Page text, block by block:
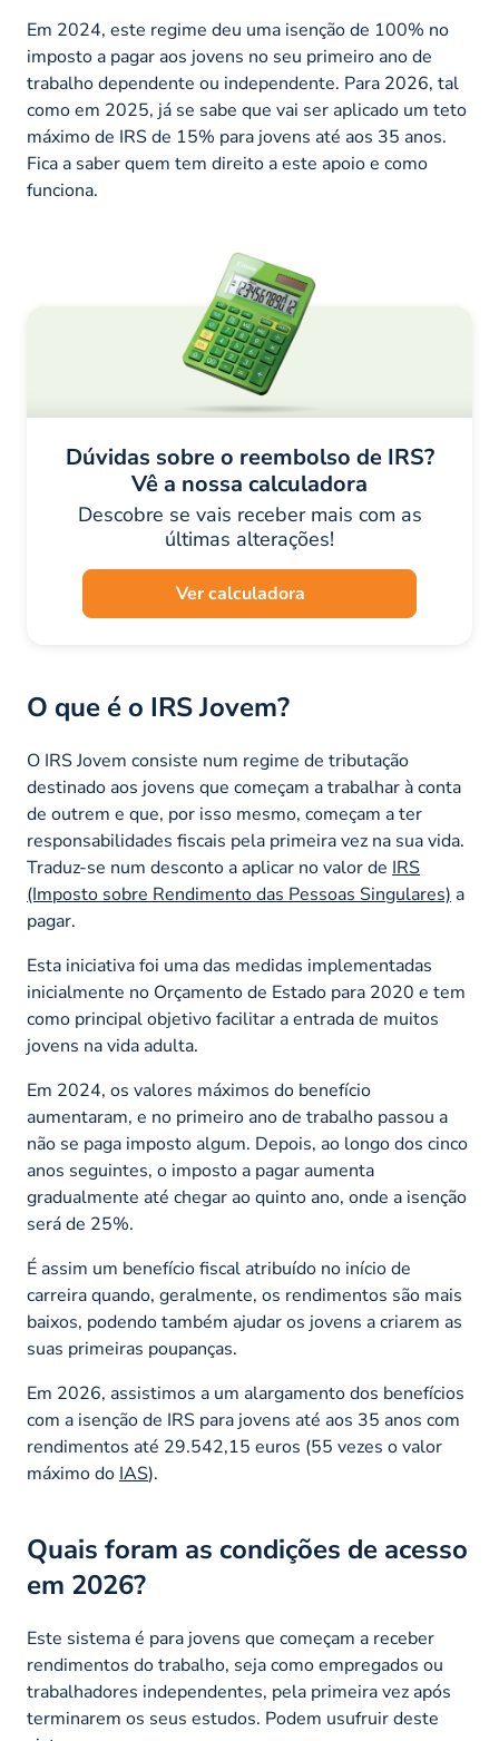
Em 2024, este regime deu uma isenção de 100% no
imposto a pagar aos jovens no seu primeiro ano de
trabalho dependente ou independente. Para 2026, tal
como em 2025, já se sabe que vai ser aplicado um teto
máximo de IRS de 15% para jovens até aos 35 anos.
Fica a saber quem tem direito a este apoio e como
funciona.
Dúvidas sobre o reembolso de IRS?
Vê a nossa calculadora
Descobre se vais receber mais com as
últimas alterações!
Ver calculadora
O que é o IRS Jovem?
O IRS Jovem consiste num regime de tributação
destinado aos jovens que começam a trabalhar à conta
de outrem e que, por isso mesmo, começam a ter
responsabilidades fiscais pela primeira vez na sua vida.
Traduz-se num desconto a aplicar no valor de IRS
(Imposto sobre Rendimento das Pessoas Singulares) a
pagar.
Esta iniciativa foi uma das medidas implementadas
inicialmente no Orçamento de Estado para 2020 e tem
como principal objetivo facilitar a entrada de muitos
jovens na vida adulta.
Em 2024, os valores máximos do benefício
aumentaram, e no primeiro ano de trabalho passou a
não se paga imposto algum. Depois, ao longo dos cinco
anos seguintes, o imposto a pagar aumenta
gradualmente até chegar ao quinto ano, onde a isenção
será de 25%.
É assim um benefício fiscal atribuído no início de
carreira quando, geralmente, os rendimentos são mais
baixos, podendo também ajudar os jovens a criarem as
suas primeiras poupanças.
Em 2026, assistimos a um alargamento dos benefícios
com a isenção de IRS para jovens até aos 35 anos com
rendimentos até 29.542,15 euros (55 vezes o valor
máximo do IAS).
Quais foram as condições de acesso
em 2026?
Este sistema é para jovens que começam a receber
rendimentos do trabalho, seja como empregados ou
trabalhadores independentes, pela primeira vez após
terminarem os seus estudos. Podem usufruir deste